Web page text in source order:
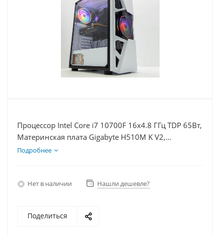
Процессор Intel Core i7 10700F 16x4.8 ГГц TDP 65Вт,
Материнская плата Gigabyte H510M K V2,
Видеокарта RTX 3060 12Гб, Память DDR4 16Gb,
Подробнее
Нет в наличии Нашли дешевле?
Поделиться